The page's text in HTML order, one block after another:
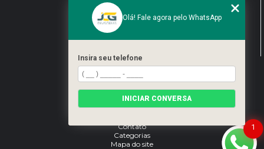
CONTATO
(11) 95462-8630
bene@jcgdivisorias.com
Home
Sobre Nós
Serviços
Contato
Categorias
Mapa do site
1
Olá! Fale agora pelo WhatsApp
Insira seu telefone
INICIAR CONVERSA